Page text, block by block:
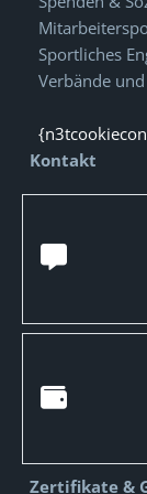
Sportliches
Verbände
Kontakt
Zertifikate &